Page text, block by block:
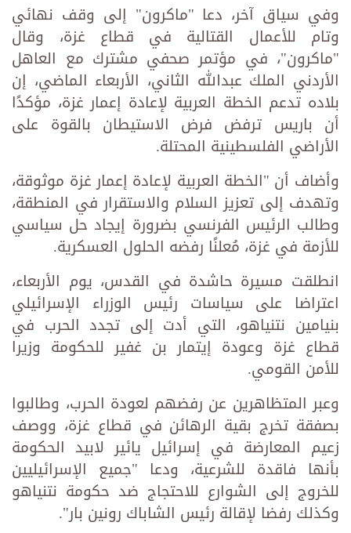
وفي سياق آخر، دعا "ماكرون" إلى وقف نهائي
وتام للأعمال القتالية في قطاع غزة، وقال
"ماكرون"، في مؤتمر صحفي مشترك مع العاهل
الأردني الملك عبدالله الثاني، الأربعاء الماضي، إن
بلاده تدعم الخطة العربية لإعادة إعمار غزة، مؤكدًا
أن باريس ترفض فرض الاستيطان بالقوة على
الأراضي الفلسطينية المحتلة.
وأضاف أن "الخطة العربية لإعادة إعمار غزة موثوقة،
وتهدف إلى تعزيز السلام والاستقرار في المنطقة،
وطالب الرئيس الفرنسي بضرورة إيجاد حل سياسي
للأزمة في غزة، مُعلنًا رفضه الحلول العسكرية.
انطلقت مسيرة حاشدة في القدس، يوم الأربعاء،
اعتراضا على سياسات رئيس الوزراء الإسرائيلي
بنيامين نتنياهو، التي أدت إلى تجدد الحرب في
قطاع غزة وعودة إيتمار بن غفير للحكومة وزيرا
للأمن القومي.
وعبر المتظاهرين عن رفضهم لعودة الحرب، وطالبوا
بصفقة تخرج بقية الرهائن في قطاع غزة، ووصف
زعيم المعارضة في إسرائيل يائير لابيد الحكومة
بأنها فاقدة للشرعية، ودعا "جميع الإسرائيليين
للخروج إلى الشوارع للاحتجاج ضد حكومة نتنياهو
وكذلك رفضا لإقالة رئيس الشاباك رونين بار".